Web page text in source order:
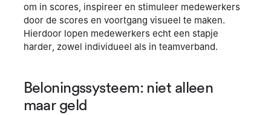
om in scores, inspireer en stimuleer medewerkers
door de scores en voortgang visueel te maken.
Hierdoor lopen medewerkers echt een stapje
harder, zowel individueel als in teamverband.
Beloningssysteem: niet alleen
maar geld